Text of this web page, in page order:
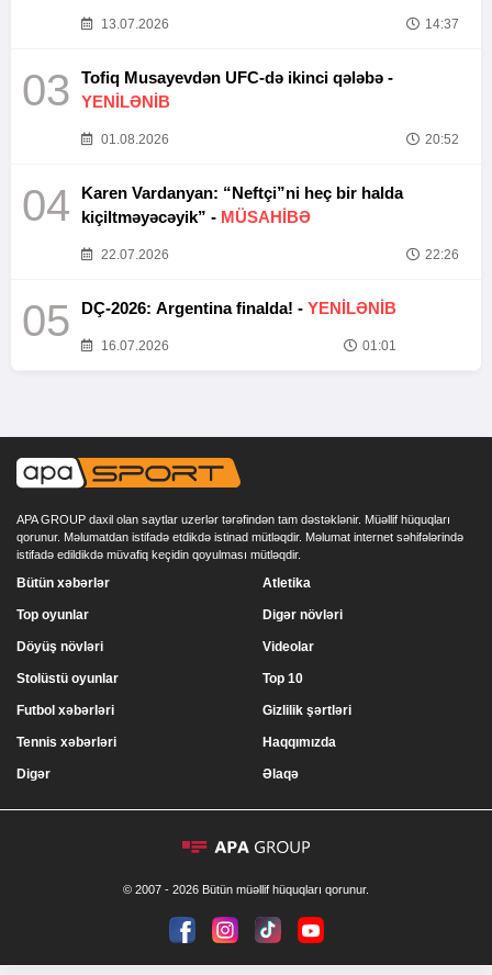
13.07.2026 14:37
03
Tofiq Musayevdən UFC-də ikinci qələbə -
YENİLƏNİB
01.08.2026 20:52
04
Karen Vardanyan: “Neftçi”ni heç bir halda
kiçiltməyəcəyik” - MÜSAHİBƏ
22.07.2026 22:26
05 DÇ-2026: Argentina finalda! - YENİLƏNİB
16.07.2026 01:01
APA GROUP daxil olan saytlar uzerlər tərəfindən tam dəstəklənir. Müəllif hüquqları
qorunur. Məlumatdan istifadə etdikdə istinad mütləqdir. Məlumat internet səhifələrində
istifadə edildikdə müvafiq keçidin qoyulması mütləqdir.
Bütün xəbərlər
Top oyunlar
Döyüş növləri
Stolüstü oyunlar
Atletika
Digər növləri
Videolar
Top 10
Futbol xəbərləri
Tennis xəbərləri
Digər
Gizlilik şərtləri
Haqqımızda
Əlaqə
© 2007 - 2026 Bütün müəllif hüquqları qorunur.